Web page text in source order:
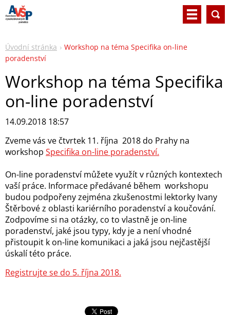
Úvodní stránka
Workshop na téma Specifika on-line
poradenství
Workshop na téma Specifika
on-line poradenství
14.09.2018 18:57
Zveme vás ve čtvrtek 11. října 2018 do Prahy na
workshop Specifika on-line poradenství.
On-line poradenství můžete využít v různých kontextech
vaší práce. Informace předávané během workshopu
budou podpořeny zejména zkušenostmi lektorky Ivany
Štěrbovéz oblasti kariérního poradenství a koučování.
Zodpovíme si na otázky, co to vlastně je on-line
poradenství, jaké jsou typy, kdy je a není vhodné
přistoupit k on-line komunikaci a jaká jsou nejčastější
úskalí této práce.
Registrujte se do 5. října 2018.